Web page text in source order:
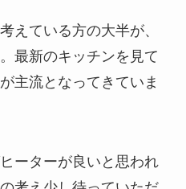
えている方の大半が、
最新のキッチンを見て
主流となってきていま
ーターが良いと思われ